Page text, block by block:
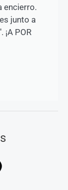
encierro.
junto a
POR